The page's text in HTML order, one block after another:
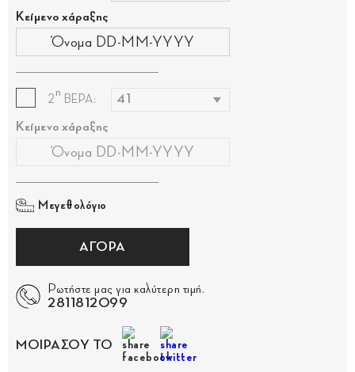
Κείμενο χάραξης
2
η
ΒΕΡΑ:
Κείμενο χάραξης
Μεγεθολόγιο
ΑΓΟΡΑ
Ρωτήστε μας για καλύτερη τιμή.
2811812099
ΜΟΙΡΑΣΟΥ ΤΟ